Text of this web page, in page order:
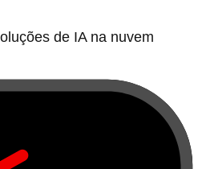
de IA na nuvem